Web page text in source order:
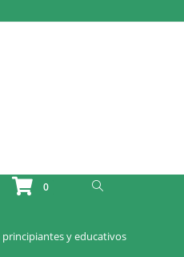
0 Activar O Desactivar La Búsqueda Del Sitio Web
principiantes y educativos